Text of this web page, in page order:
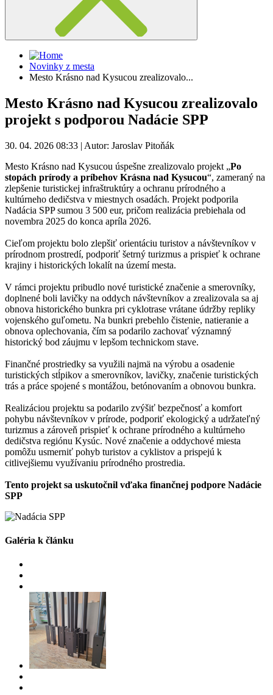
Novinky z mesta
Mesto Krásno nad Kysucou zrealizovalo...
Mesto Krásno nad Kysucou zrealizovalo
projekt s podporou Nadácie SPP
30. 04. 2026 08:33 | Autor: Jaroslav Pitoňák
Mesto Krásno nad Kysucou úspešne zrealizovalo projekt „Po
stopách prírody a príbehov Krásna nad Kysucou“, zameraný na
zlepšenie turistickej infraštruktúry a ochranu prírodného a
kultúrneho dedičstva v miestnych osadách. Projekt podporila
Nadácia SPP sumou 3 500 eur, pričom realizácia prebiehala od
novembra 2025 do konca apríla 2026.
Cieľom projektu bolo zlepšiť orientáciu turistov a návštevníkov v
prírodnom prostredí, podporiť šetrný turizmus a prispieť k ochrane
krajiny i historických lokalít na území mesta.
V rámci projektu pribudlo nové turistické značenie a smerovníky,
doplnené boli lavičky na oddych návštevníkov a zrealizovala sa aj
obnova historického bunkra pri cyklotrase vrátane údržby repliky
vojenského guľometu. Na bunkri prebehlo čistenie, natieranie a
obnova oplechovania, čím sa podarilo zachovať významný
historický bod záujmu v lepšom technickom stave.
Finančné prostriedky sa využili najmä na výrobu a osadenie
turistických stĺpikov a smerovníkov, lavičky, značenie turistických
trás a práce spojené s montážou, betónovaním a obnovou bunkra.
Realizáciou projektu sa podarilo zvýšiť bezpečnosť a komfort
pohybu návštevníkov v prírode, podporiť ekologický a udržateľný
turizmus a zároveň prispieť k ochrane prírodného a kultúrneho
dedičstva regiónu Kysúc. Nové značenie a oddychové miesta
pomôžu usmerniť pohyb turistov a cyklistov a prispejú k
citlivejšiemu využívaniu prírodného prostredia.
Tento projekt sa uskutočnil vďaka finančnej podpore Nadácie
SPP
Galéria k článku